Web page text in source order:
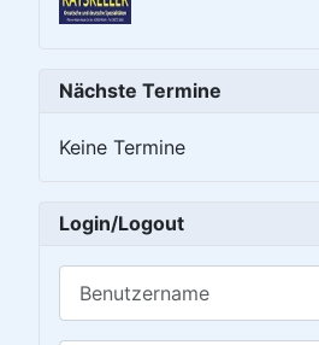
Nächste Termine
Keine Termine
Login/Logout